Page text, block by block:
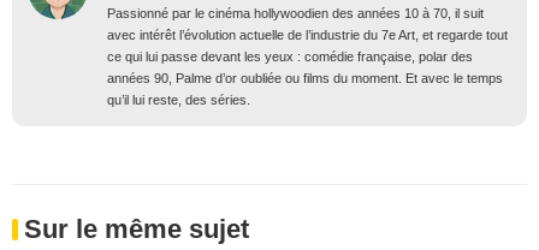
Passionné par le cinéma hollywoodien des années 10 à 70, il suit
avec intérêt l’évolution actuelle de l’industrie du 7e Art, et regarde tout
ce qui lui passe devant les yeux : comédie française, polar des
années 90, Palme d’or oubliée ou films du moment. Et avec le temps
qu’il lui reste, des séries.
Sur le même sujet